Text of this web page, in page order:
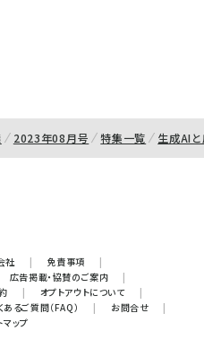
2023年08月号 特集一覧 生成AIと
社 | 免責事項
|
広告掲載・協賛のご案内
|
| オプトアウトについて
|
あるご質問（FAQ） | お問合せ
|
マップ